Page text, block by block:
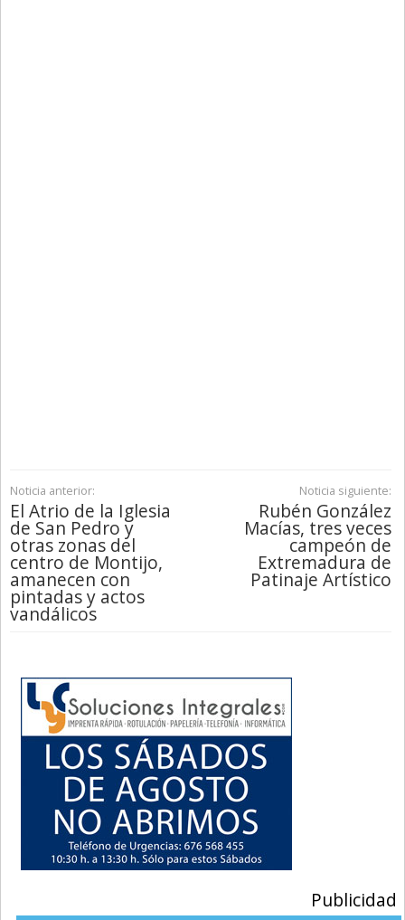
Noticia anterior:
El Atrio de la Iglesia
de San Pedro y
otras zonas del
centro de Montijo,
amanecen con
pintadas y actos
vandálicos
Noticia siguiente:
Rubén González
Macías, tres veces
campeón de
Extremadura de
Patinaje Artístico
Publicidad